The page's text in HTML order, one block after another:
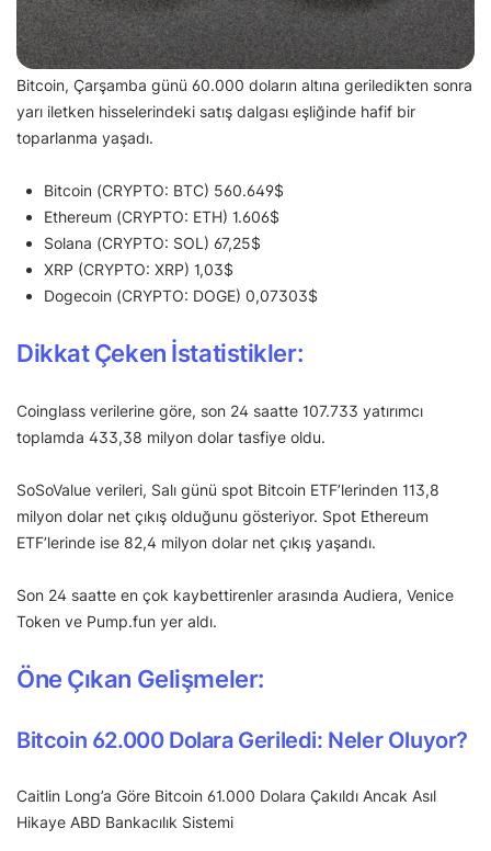
Bitcoin, Çarşamba günü 60.000 doların altına geriledikten sonra
yarı iletken hisselerindeki satış dalgası eşliğinde hafif bir
toparlanma yaşadı.
Bitcoin (CRYPTO: BTC) 560.649$
Ethereum (CRYPTO: ETH) 1.606$
Solana (CRYPTO: SOL) 67,25$
XRP (CRYPTO: XRP) 1,03$
Dogecoin (CRYPTO: DOGE) 0,07303$
Dikkat Çeken İstatistikler:
Coinglass verilerine göre, son 24 saatte 107.733 yatırımcı
toplamda 433,38 milyon dolar tasfiye oldu.
SoSoValue verileri, Salı günü spot Bitcoin ETF’lerinden 113,8
milyon dolar net çıkış olduğunu gösteriyor. Spot Ethereum
ETF’lerinde ise 82,4 milyon dolar net çıkış yaşandı.
Son 24 saatte en çok kaybettirenler arasında Audiera, Venice
Token ve Pump.fun yer aldı.
Öne Çıkan Gelişmeler:
Bitcoin 62.000 Dolara Geriledi: Neler Oluyor?
Caitlin Long’a Göre Bitcoin 61.000 Dolara Çakıldı Ancak Asıl
Hikaye ABD Bankacılık Sistemi